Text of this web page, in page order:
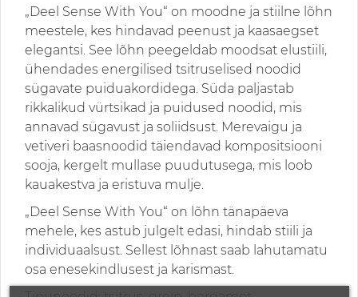
„Deel Sense With You“ on moodne ja stiilne lõhn
meestele, kes hindavad peenust ja kaasaegset
elegantsi. See lõhn peegeldab moodsat elustiili,
ühendades energilised tsitruselised noodid
sügavate puiduakordidega. Süda paljastab
rikkalikud vürtsikad ja puidused noodid, mis
annavad sügavust ja soliidsust. Merevaigu ja
vetiveri baasnoodid täiendavad kompositsiooni
sooja, kergelt mullase puudutusega, mis loob
kauakestva ja eristuva mulje.
„Deel Sense With You“ on lõhn tänapäeva
mehele, kes astub julgelt edasi, hindab stiili ja
individuaalsust. Sellest lõhnast saab lahutamatu
osa enesekindlusest ja karismast.